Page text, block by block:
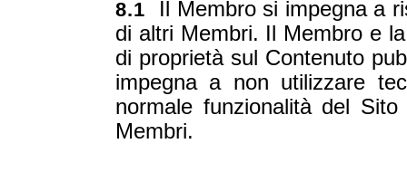
8.1 Il Membro si impegna a
di altri Membri. Il Membro e
di proprietà sul Contenuto
impegna a non utilizzare
normale funzionalità del
Membri.